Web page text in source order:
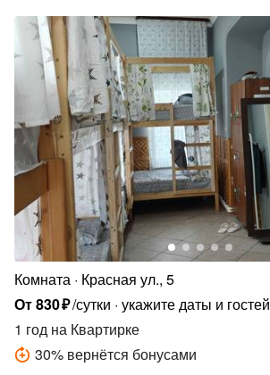
Комната Красная ул., 5
От830₽/сутки укажите даты и гостей
1 год на Квартирке
30% вернётся бонусами